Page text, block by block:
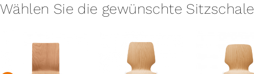
Wählen Sie die gewünschte Sitzschale